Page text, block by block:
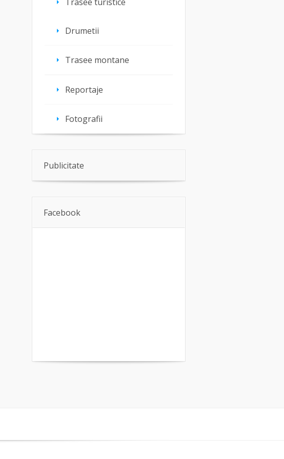
Drumetii
Trasee montane
Reportaje
Fotografii
Publicitate
Facebook